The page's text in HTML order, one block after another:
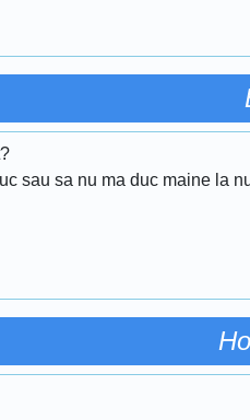
sau sa nu ma duc maine la